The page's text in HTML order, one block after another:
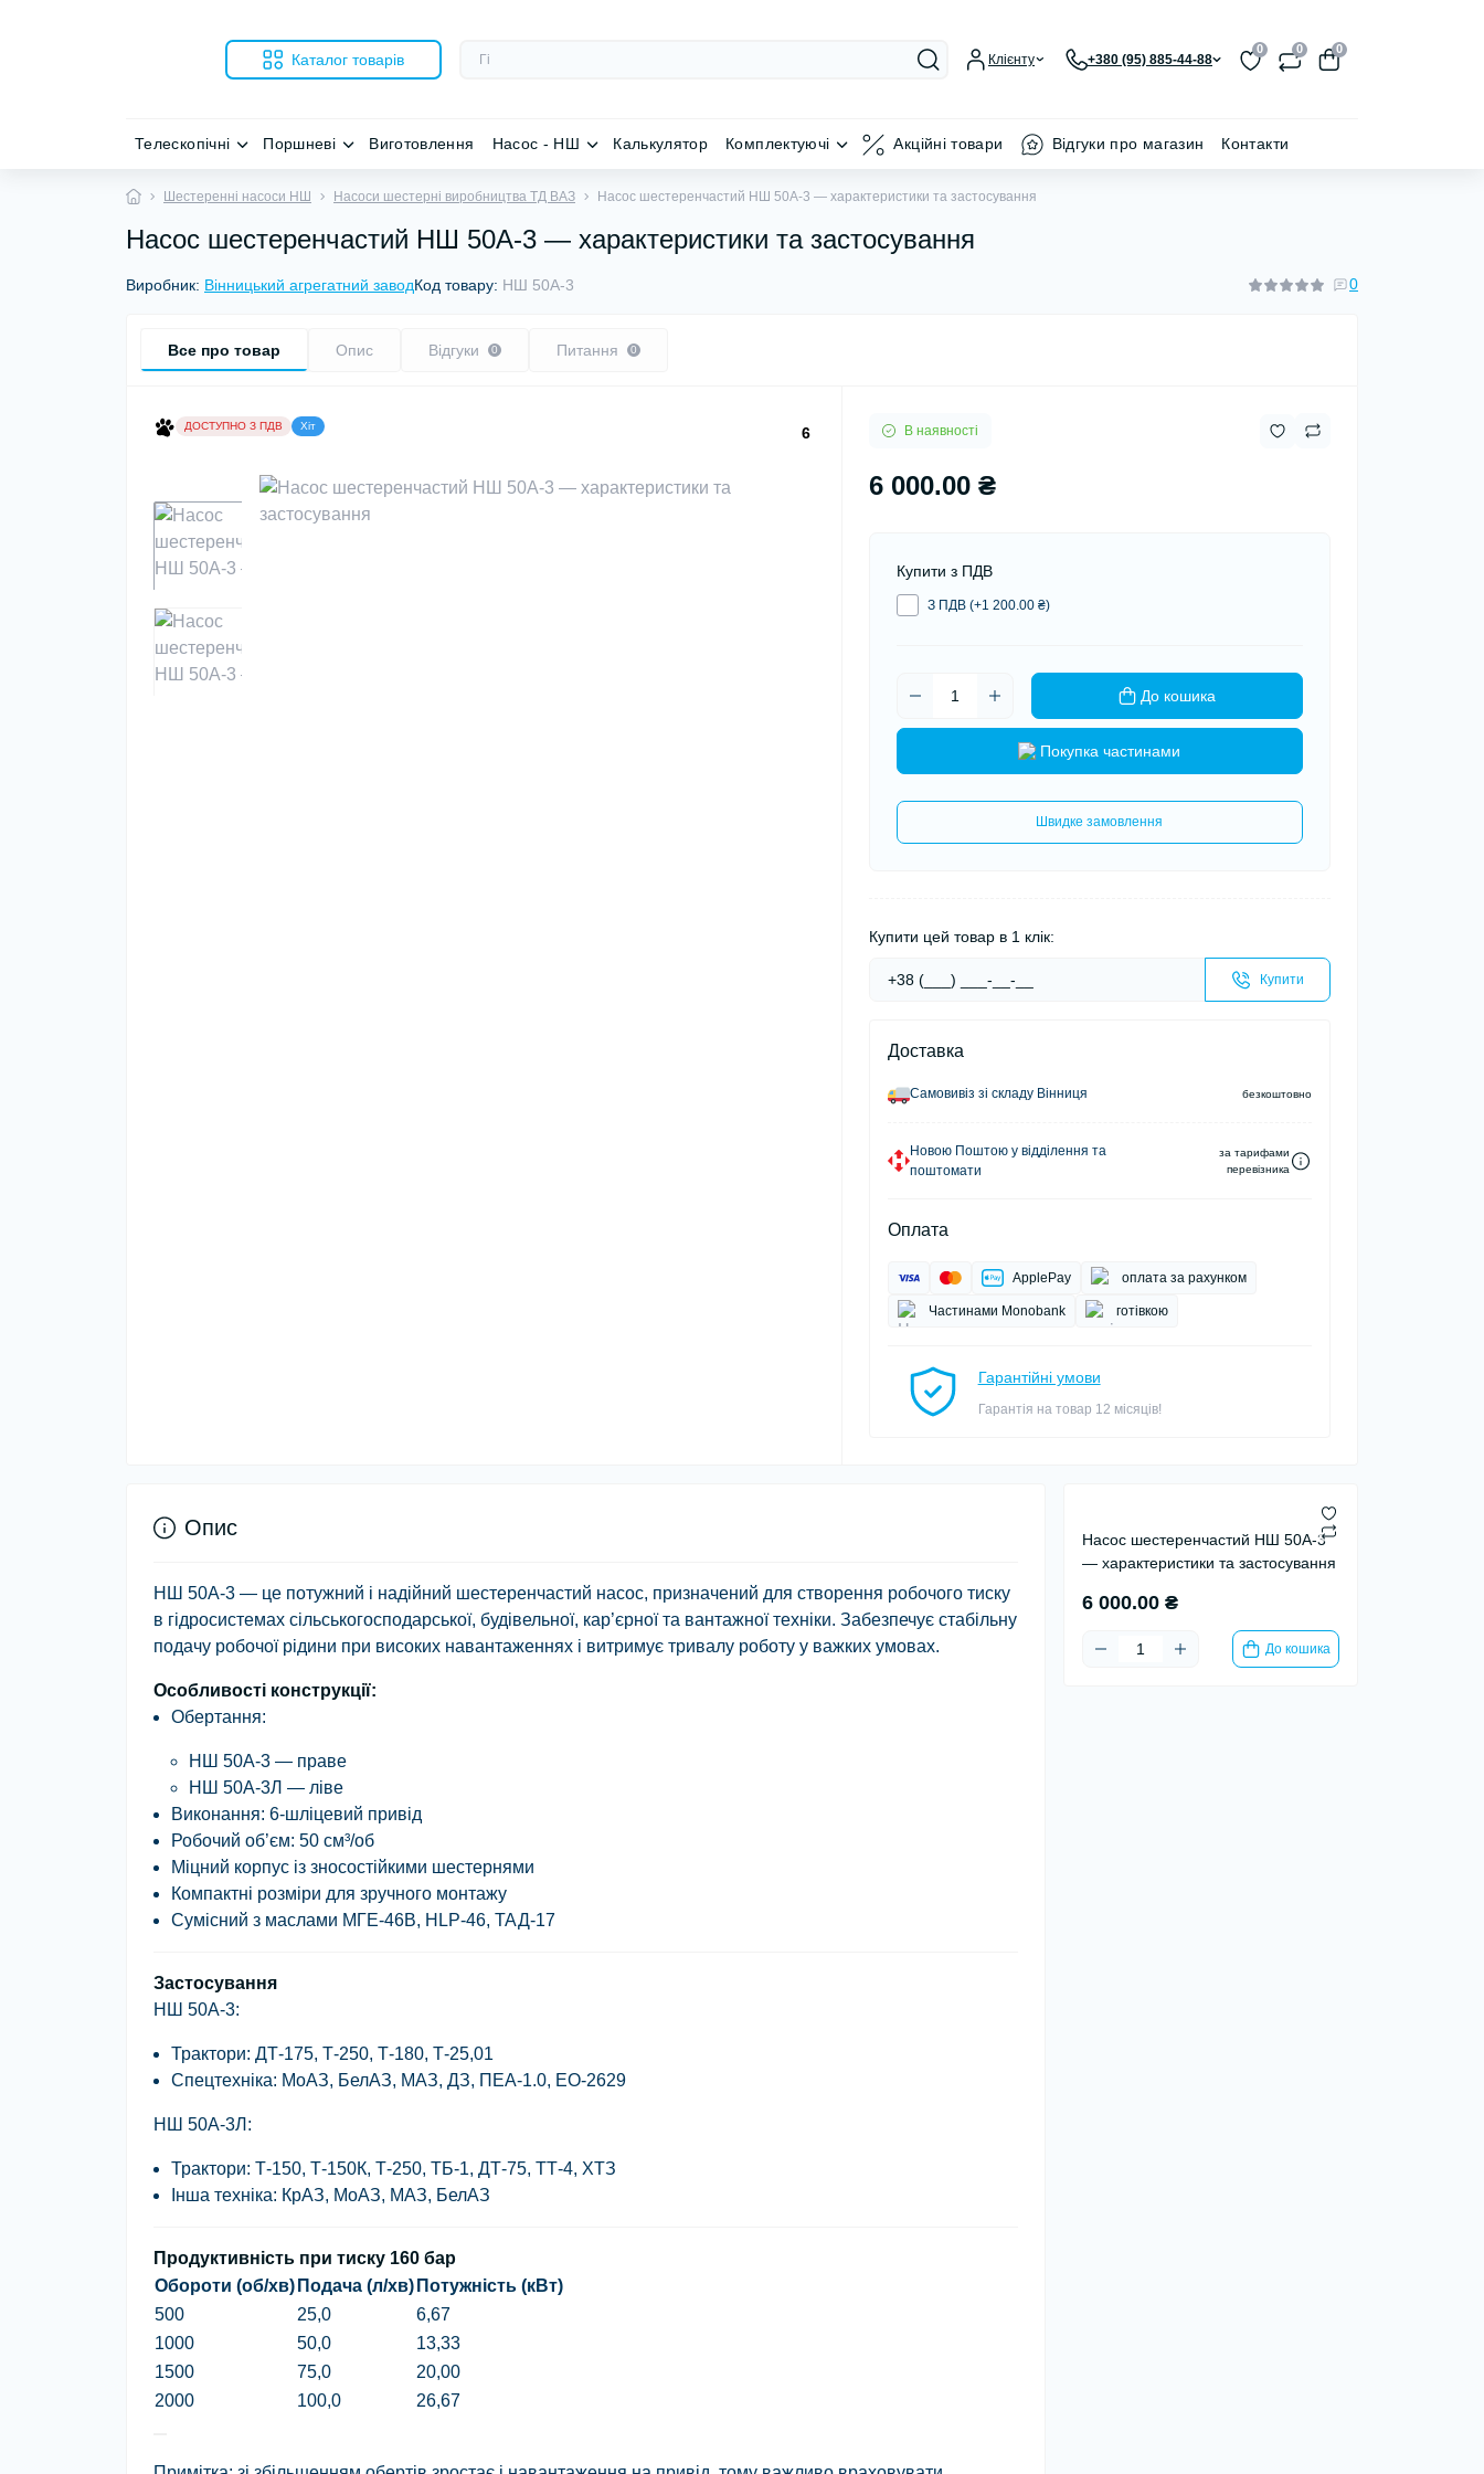
Каталог товарів Клієнту +380 (95) 885-44-88
0 0 0
Телескопічні Поршневі Виготовлення Насос - НШ Калькулятор Комплектуючі Акційні товари Відгуки про магазин Контакти
Шестеренні насоси НШ Насоси шестерні виробництва ТД ВАЗ Насос шестеренчастий НШ 50А-3 — характеристики та застосування
Насос шестеренчастий НШ 50А-3 — характеристики та застосування
Виробник: Вінницький агрегатний заводКод товару: НШ 50А-3 0
Все про товар Опис Відгуки 0 Питання 0
ДОСТУПНО З ПДВ Хіт 6 В наявності
6 000.00 ₴
Купити з ПДВ
З ПДВ (+1 200.00 ₴)
До кошика
Покупка частинами
Швидке замовлення
Купити цей товар в 1 клік:
Купити
Доставка
Самовивіз зі складу Вінниця безкоштовно
Новою Поштою у відділення та
поштомати
за тарифами
перевізника
Оплата
ApplePay оплата за рахунком
Частинами Monobank готівкою
Гарантійні умови
Гарантія на товар 12 місяців!
Насос шестеренчастий НШ 50А-3
— характеристики та застосування
6 000.00 ₴
До кошика
Опис
НШ 50А-3 — це потужний і надійний шестеренчастий насос, призначений для створення робочого тиску
в гідросистемах сільськогосподарської, будівельної, кар’єрної та вантажної техніки. Забезпечує стабільну
подачу робочої рідини при високих навантаженнях і витримує тривалу роботу у важких умовах.
Особливості конструкції:
Обертання:
НШ 50А-3 — праве
НШ 50А-3Л — ліве
Виконання: 6-шліцевий привід
Робочий об’єм: 50 см³/об
Міцний корпус із зносостійкими шестернями
Компактні розміри для зручного монтажу
Сумісний з маслами МГЕ-46В, HLP-46, ТАД-17
Застосування
НШ 50А-3:
Трактори: ДТ-175, Т-250, Т-180, Т-25,01
Спецтехніка: МоАЗ, БелАЗ, МАЗ, ДЗ, ПЕА-1.0, ЕО-2629
НШ 50А-3Л :
Трактори: Т-150, Т-150К, Т-250, ТБ-1, ДТ-75, ТТ-4, ХТЗ
Інша техніка: КрАЗ, МоАЗ, МАЗ, БелАЗ
Продуктивність при тиску 160 бар
Обороти (об/хв) Подача (л/хв) Потужність (кВт)
500
25,0
6,67
1000
50,0
13,33
1500
75,0
20,00
2000
100,0 26,67